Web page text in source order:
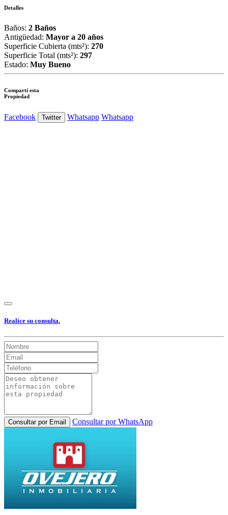
Detalles
Baños: 2 Baños
Antigüedad: Mayor a 20 años
Superficie Cubierta (mts²): 270
Superficie Total (mts²): 297
Estado: Muy Bueno
Compartí esta
Propiedad
Facebook Twitter Whatsapp Whatsapp
Realice su consulta.
Consultar por Email Consultar por WhatsApp